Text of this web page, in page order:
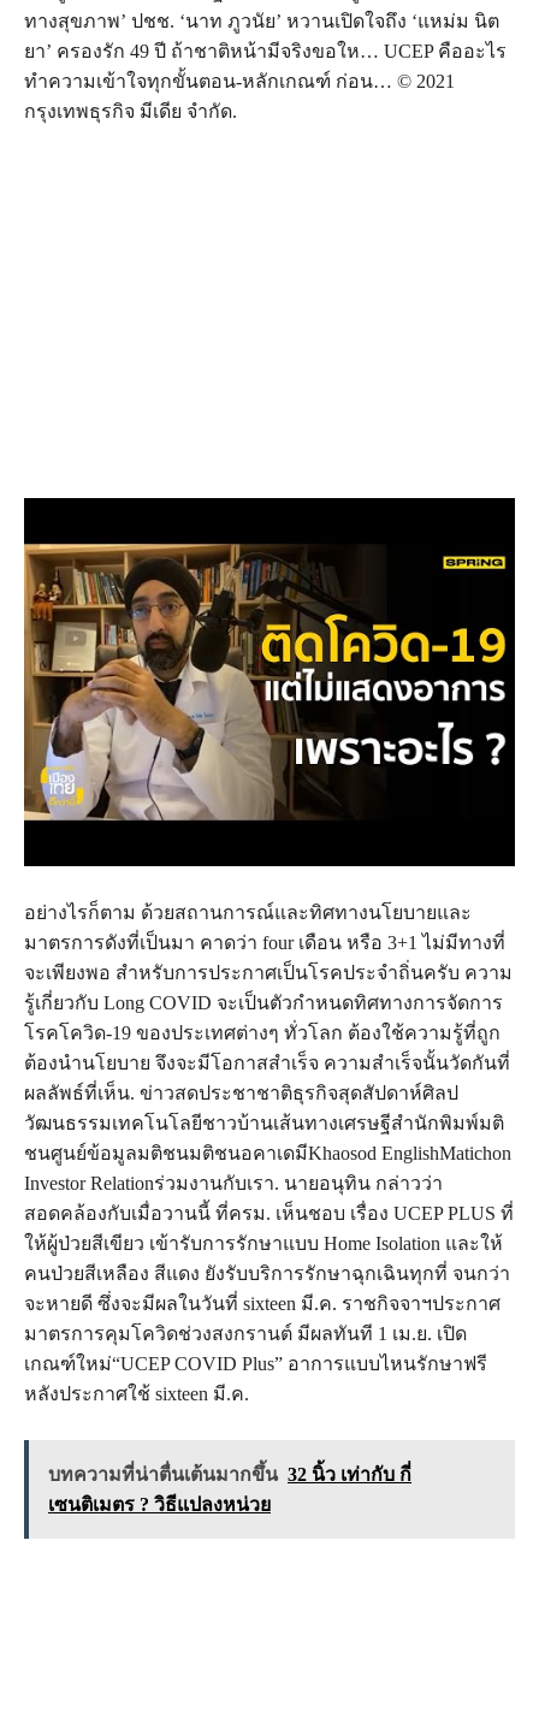
ทางสุขภาพ’ ปชช. ‘นาท ภูวนัย’ หวานเปิดใจถึง ‘แหม่ม นิต
ยา’ ครองรัก 49 ปี ถ้าชาติหน้ามีจริงขอให… UCEP คืออะไร
ทำความเข้าใจทุกขั้นตอน-หลักเกณฑ์ ก่อน… © 2021
กรุงเทพธุรกิจ มีเดีย จำกัด.
อย่างไรก็ตาม ด้วยสถานการณ์และทิศทางนโยบายและ
มาตรการดังที่เป็นมา คาดว่า four เดือน หรือ 3+1 ไม่มีทางที่
จะเพียงพอ สำหรับการประกาศเป็นโรคประจำถิ่นครับ ความ
รู้เกี่ยวกับ Long COVID จะเป็นตัวกำหนดทิศทางการจัดการ
โรคโควิด-19 ของประเทศต่างๆ ทั่วโลก ต้องใช้ความรู้ที่ถูก
ต้องนำนโยบาย จึงจะมีโอกาสสำเร็จ ความสำเร็จนั้นวัดกันที่
ผลลัพธ์ที่เห็น. ข่าวสดประชาชาติธุรกิจสุดสัปดาห์ศิลป
วัฒนธรรมเทคโนโลยีชาวบ้านเส้นทางเศรษฐีสำนักพิมพ์มติ
ชนศูนย์ข้อมูลมติชนมติชนอคาเดมีKhaosod EnglishMatichon
Investor Relationร่วมงานกับเรา. นายอนุทิน กล่าวว่า
สอดคล้องกับเมื่อวานนี้ ที่ครม. เห็นชอบ เรื่อง UCEP PLUS ที่
ให้ผู้ป่วยสีเขียว เข้ารับการรักษาแบบ Home Isolation และให้
คนป่วยสีเหลือง สีแดง ยังรับบริการรักษาฉุกเฉินทุกที่ จนกว่า
จะหายดี ซึ่งจะมีผลในวันที่ sixteen มี.ค. ราชกิจจาฯประกาศ
มาตรการคุมโควิดช่วงสงกรานต์ มีผลทันที 1 เม.ย. เปิด
เกณฑ์ใหม่“UCEP COVID Plus” อาการแบบไหนรักษาฟรี
หลังประกาศใช้ sixteen มี.ค.
บทความที่น่าตื่นเต้นมากขึ้น 32 นิ้ว เท่ากับ กี่
เซนติเมตร ? วิธีแปลงหน่วย